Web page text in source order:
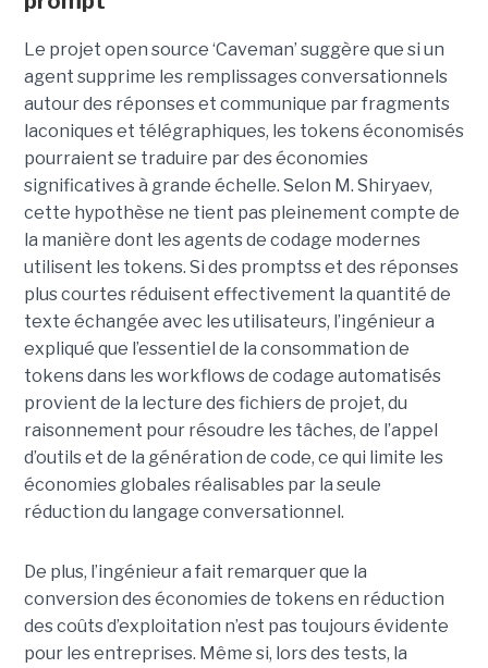
Le projet open source ‘Caveman’ suggère que si un
agent supprime les remplissages conversationnels
autour des réponses et communique par fragments
laconiques et télégraphiques, les tokens économisés
pourraient se traduire par des économies
significatives à grande échelle. Selon M. Shiryaev,
cette hypothèse ne tient pas pleinement compte de
la manière dont les agents de codage modernes
utilisent les tokens. Si des promptss et des réponses
plus courtes réduisent effectivement la quantité de
texte échangée avec les utilisateurs, l’ingénieur a
expliqué que l’essentiel de la consommation de
tokens dans les workflows de codage automatisés
provient de la lecture des fichiers de projet, du
raisonnement pour résoudre les tâches, de l’appel
d’outils et de la génération de code, ce qui limite les
économies globales réalisables par la seule
réduction du langage conversationnel.
De plus, l’ingénieur a fait remarquer que la
conversion des économies de tokens en réduction
des coûts d’exploitation n’est pas toujours évidente
pour les entreprises. Même si, lors des tests, la